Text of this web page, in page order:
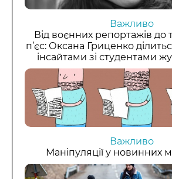
Важливо
Від воєнних репортажів до
п’єс: Оксана Гриценко
інсайтами зі студентами
Важливо
Маніпуляції у новинних